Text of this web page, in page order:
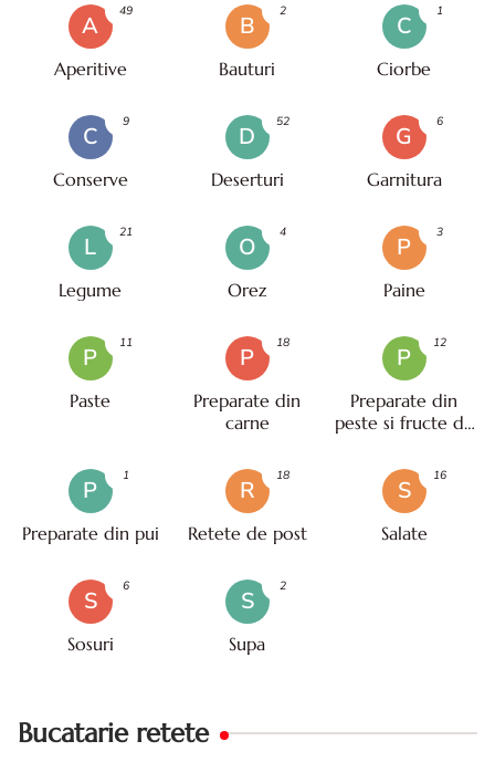
A
Aperitive
49
B
Bauturi
2
C
Ciorbe
1
C
Conserve
9
D
Deserturi
52
G
Garnitura
6
L
Legume
21
O
Orez
4
P
Paine
3
P
Paste
11
P
Preparate din
carne
18
P
Preparate din
peste si fructe de
12
P
Preparate din pui
1
R
Retete de post
18
S
Salate
16
S
Sosuri
6
S
Supa
2
Bucatarie retete